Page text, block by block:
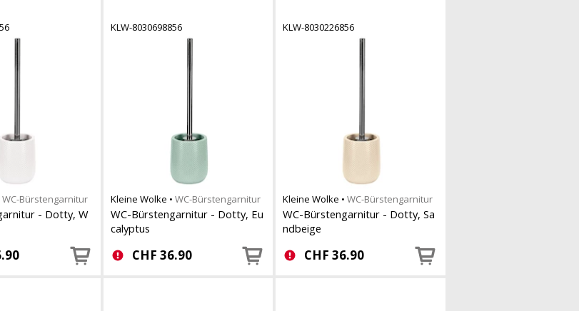
WC-Bürstengarnitur
- Dotty, W
KLW-8030698856
Kleine Wolke • WC-Bürstengarnitur
WC-Bürstengarnitur - Dotty, Eu
calyptus
CHF 36.90
KLW-8030226856
Kleine Wolke •WC-Bürstengarnitur
WC-Bürstengarnitur - Dotty, Sa
ndbeige
CHF 36.90